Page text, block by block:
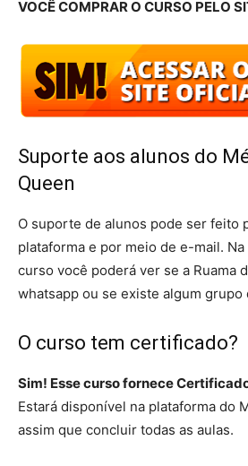
VOCÊ COMPRAR O CURSO PELO
Suporte aos alunos do
Queen
O suporte de alunos pode ser feito
plataforma e por meio de e-mail.
curso você poderá ver se a Ruama
whatsapp ou se existe algum grupo
O curso tem certificado?
Sim! Esse curso fornece
Estará disponível na plataforma do
assim que concluir todas as aulas.